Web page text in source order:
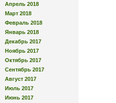
Апрель 2018
Март 2018
Февраль 2018
Январь 2018
Декабрь 2017
Ноябрь 2017
Октябрь 2017
Сентябрь 2017
Август 2017
Июль 2017
Июнь 2017